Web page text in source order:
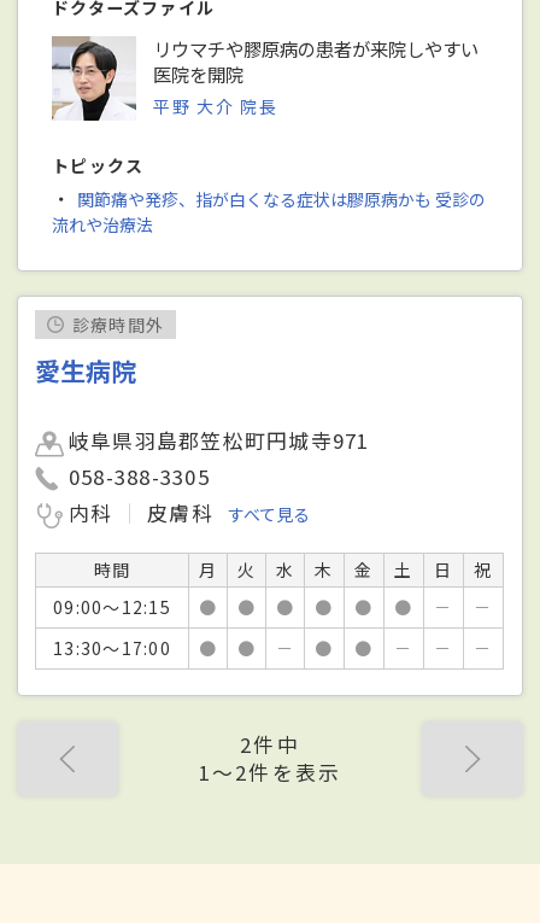
ドクターズファイル
リウマチや膠原病の患者が来院しやすい
医院を開院
平野 大介 院長
トピックス
・ 関節痛や発疹、指が白くなる症状は膠原病かも 受診の
流れや治療法
診療時間外
愛生病院
岐阜県羽島郡笠松町円城寺971
058-388-3305
内科
皮膚科 すべて見る
時間 月 火 水 木 金 土 日
祝
09:00～12:15
● ● ● ● ● ● －
－
13:30～17:00
● ● － ● ● － － －
2件中
1〜2件を表示